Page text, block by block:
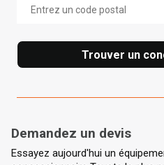
Trouver un
Demandez un devis
Essayez aujourd'hui un